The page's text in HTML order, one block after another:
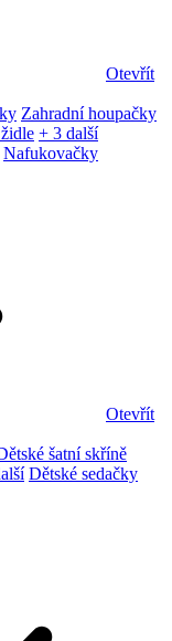
Otevřít
Zahradní houpačky
+ 3 další
Nafukovačky
Otevřít
šatní skříně
Dětské sedačky